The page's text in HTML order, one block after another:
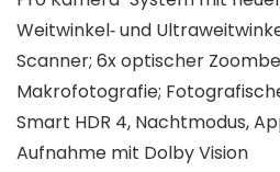
Weitwinkel‑ und
Scanner; 6x optischer
Makrofotografie;
Smart HDR 4, Nachtmodus,
Aufnahme mit Dolby Vision